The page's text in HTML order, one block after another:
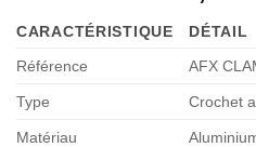
CARACTÉRISTIQUE
DÉTAIL
Référence
AFX
Type Crochet
Matériau